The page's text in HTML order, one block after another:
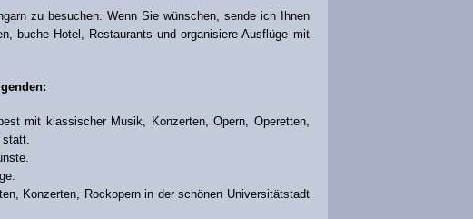
zu besuchen. Wenn Sie wünschen, sende ich Ihnen
buche Hotel, Restaurants und organisiere Ausflüge mit
mit klassischer Musik, Konzerten, Opern, Operetten,
Konzerten, Rockopern in der schönen Universitätstadt